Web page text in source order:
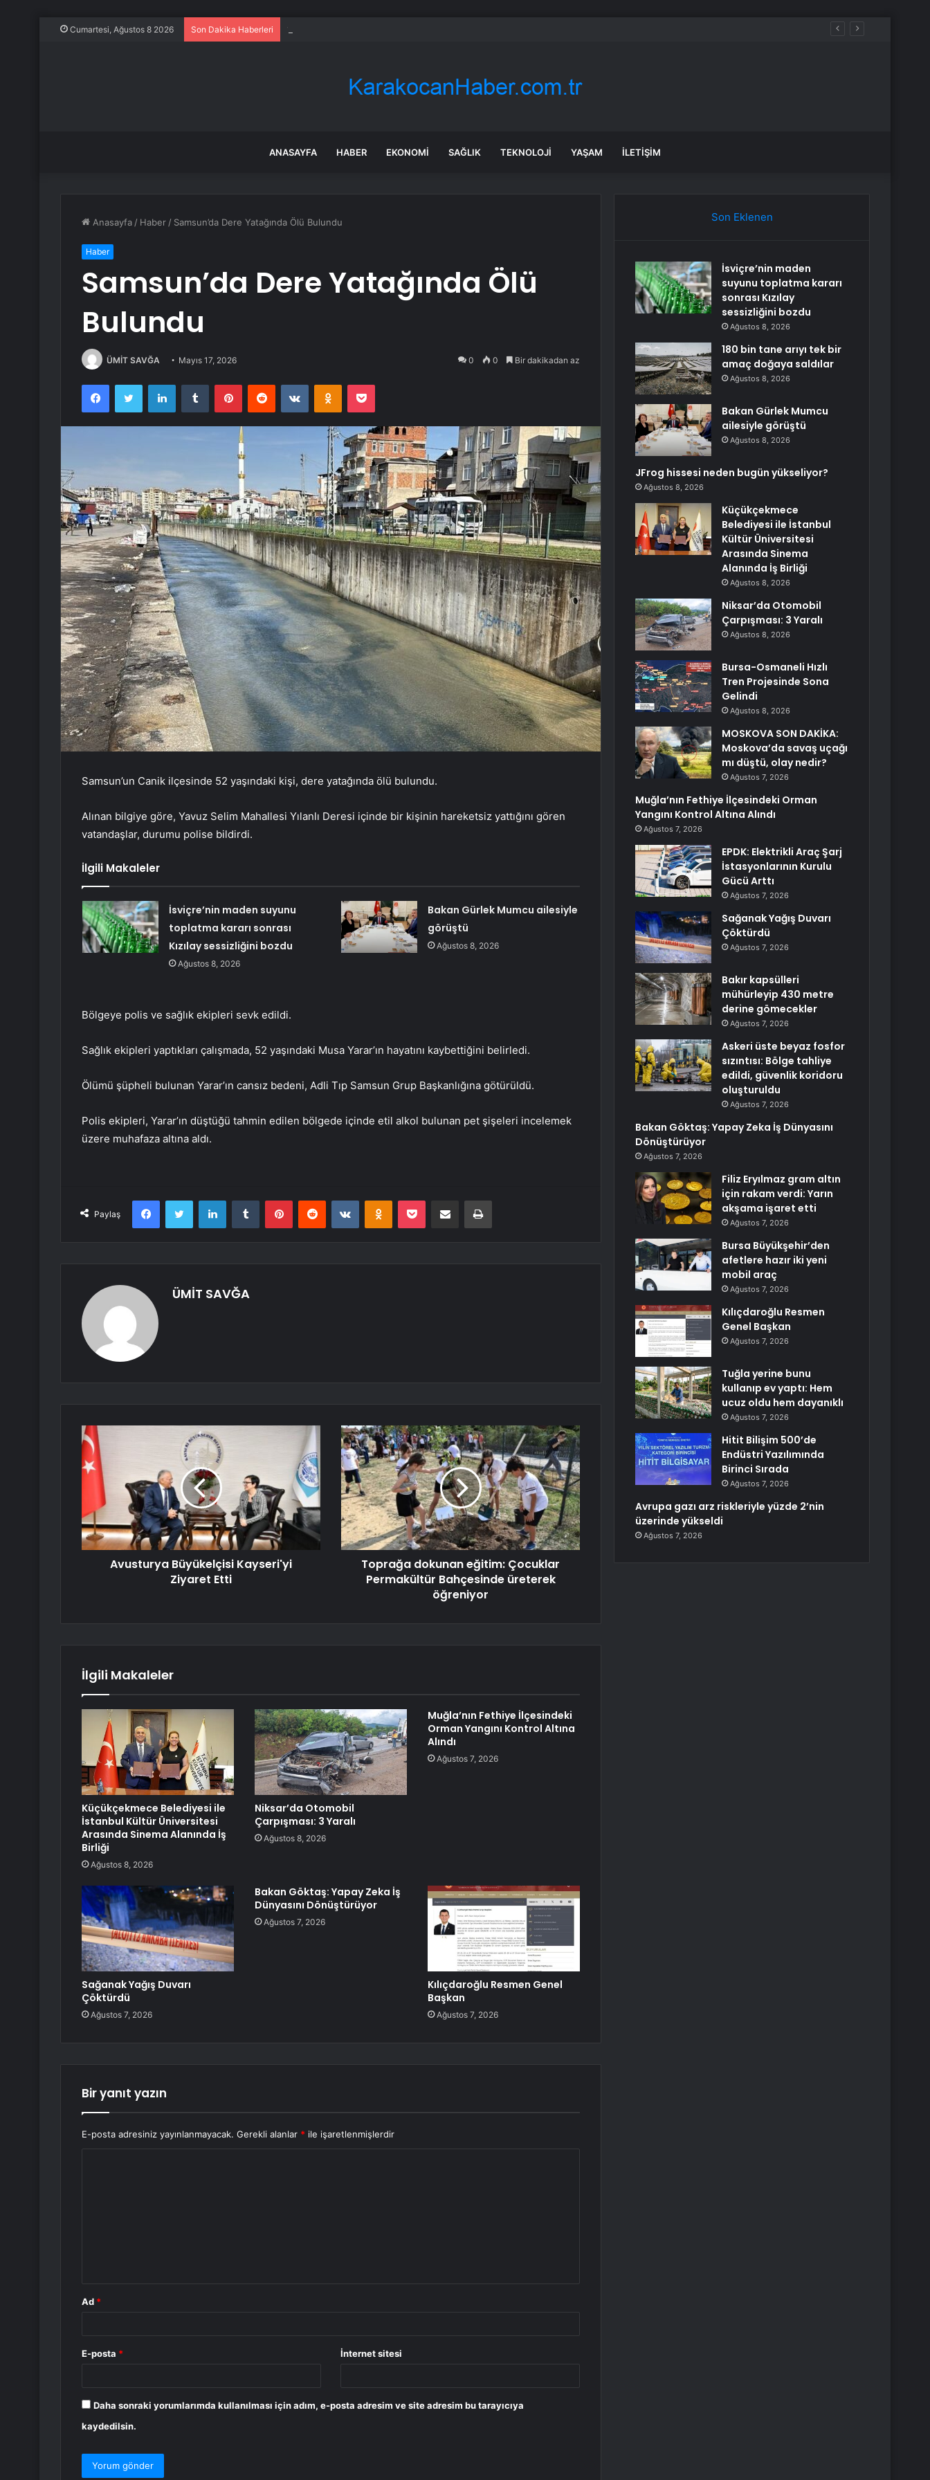
Cumartesi, Ağustos 8 2026 Son Dakika Haberleri 180 bin tane arıyı tek bir amaç doğaya saldılar
ANASAYFA HABER EKONOMI SAĞLIK TEKNOLOJI YAŞAM İLETIŞIM
Anasayfa / Haber / Samsun’da Dere Yatağında Ölü Bulundu
Haber
Samsun’da Dere Yatağında Ölü
Bulundu
ÜMİT SAVĞA Mayıs 17, 2026 0 0 Bir dakikadan az
FacebookTwitter LinkedInTumblr PinterestReddit VKontakteOdnoklassniki
Pocket
Samsun’un Canik ilçesinde 52 yaşındaki kişi, dere yatağında ölü bulundu.
Alınan bilgiye göre, Yavuz Selim Mahallesi Yılanlı Deresi içinde bir kişinin hareketsiz yattığını gören
vatandaşlar, durumu polise bildirdi.
İlgili Makaleler
İsviçre’nin maden suyunu
toplatma kararı sonrası
Kızılay sessizliğini bozdu
Ağustos 8, 2026
Bakan Gürlek Mumcu ailesiyle
görüştü
Ağustos 8, 2026
Bölgeye polis ve sağlık ekipleri sevk edildi.
Sağlık ekipleri yaptıkları çalışmada, 52 yaşındaki Musa Yarar’ın hayatını kaybettiğini belirledi.
Ölümü şüpheli bulunan Yarar’ın cansız bedeni, Adli Tıp Samsun Grup Başkanlığına götürüldü.
Polis ekipleri, Yarar’ın düştüğü tahmin edilen bölgede içinde etil alkol bulunan pet şişeleri incelemek
üzere muhafaza altına aldı.
Paylaş
FacebookTwitter LinkedInTumblr PinterestReddit VKontakteOdnoklassniki
Pocket E-Posta ile paylaş Yazdır
ÜMİT SAVĞA
Avusturya Büyükelçisi Kayseri'yi
Ziyaret Etti
Toprağa dokunan eğitim: Çocuklar
Permakültür Bahçesinde üreterek
öğreniyor
İlgili Makaleler
Küçükçekmece Belediyesi ile
İstanbul Kültür Üniversitesi
Arasında Sinema Alanında İş
Birliği
Ağustos 8, 2026
Niksar’da Otomobil
Çarpışması: 3 Yaralı
Ağustos 8, 2026
Muğla’nın Fethiye İlçesindeki
Orman Yangını Kontrol Altına
Alındı
Ağustos 7, 2026
Sağanak Yağış Duvarı
Çöktürdü
Ağustos 7, 2026
Bakan Göktaş: Yapay Zeka İş
Dünyasını Dönüştürüyor
Ağustos 7, 2026
Kılıçdaroğlu Resmen Genel
Başkan
Ağustos 7, 2026
Bir yanıt yazın
E-posta adresiniz yayınlanmayacak. Gerekli alanlar * ile işaretlenmişlerdir
Ad *
E-posta * İnternet sitesi
Daha sonraki yorumlarımda kullanılması için adım, e-posta adresim ve site adresim bu tarayıcıya
kaydedilsin.
Son Eklenen
İsviçre’nin maden
suyunu toplatma kararı
sonrası Kızılay
sessizliğini bozdu
Ağustos 8, 2026
180 bin tane arıyı tek bir
amaç doğaya saldılar
Ağustos 8, 2026
Bakan Gürlek Mumcu
ailesiyle görüştü
Ağustos 8, 2026
JFrog hissesi neden bugün yükseliyor?
Ağustos 8, 2026
Küçükçekmece
Belediyesi ile İstanbul
Kültür Üniversitesi
Arasında Sinema
Alanında İş Birliği
Ağustos 8, 2026
Niksar’da Otomobil
Çarpışması: 3 Yaralı
Ağustos 8, 2026
Bursa-Osmaneli Hızlı
Tren Projesinde Sona
Gelindi
Ağustos 8, 2026
MOSKOVA SON DAKİKA:
Moskova’da savaş uçağı
mı düştü, olay nedir?
Ağustos 7, 2026
Muğla’nın Fethiye İlçesindeki Orman
Yangını Kontrol Altına Alındı
Ağustos 7, 2026
EPDK: Elektrikli Araç Şarj
İstasyonlarının Kurulu
Gücü Arttı
Ağustos 7, 2026
Sağanak Yağış Duvarı
Çöktürdü
Ağustos 7, 2026
Bakır kapsülleri
mühürleyip 430 metre
derine gömecekler
Ağustos 7, 2026
Askeri üste beyaz fosfor
sızıntısı: Bölge tahliye
edildi, güvenlik koridoru
oluşturuldu
Ağustos 7, 2026
Bakan Göktaş: Yapay Zeka İş Dünyasını
Dönüştürüyor
Ağustos 7, 2026
Filiz Eryılmaz gram altın
için rakam verdi: Yarın
akşama işaret etti
Ağustos 7, 2026
Bursa Büyükşehir’den
afetlere hazır iki yeni
mobil araç
Ağustos 7, 2026
Kılıçdaroğlu Resmen
Genel Başkan
Ağustos 7, 2026
Tuğla yerine bunu
kullanıp ev yaptı: Hem
ucuz oldu hem dayanıklı
Ağustos 7, 2026
Hitit Bilişim 500’de
Endüstri Yazılımında
Birinci Sırada
Ağustos 7, 2026
Avrupa gazı arz riskleriyle yüzde 2’nin
üzerinde yükseldi
Ağustos 7, 2026